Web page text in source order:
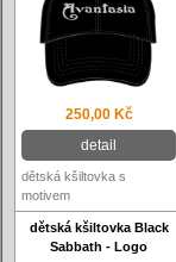
250,00 Kč
detail
dětská kšiltovka s
motivem
dětská kšiltovka Black
Sabbath - Logo